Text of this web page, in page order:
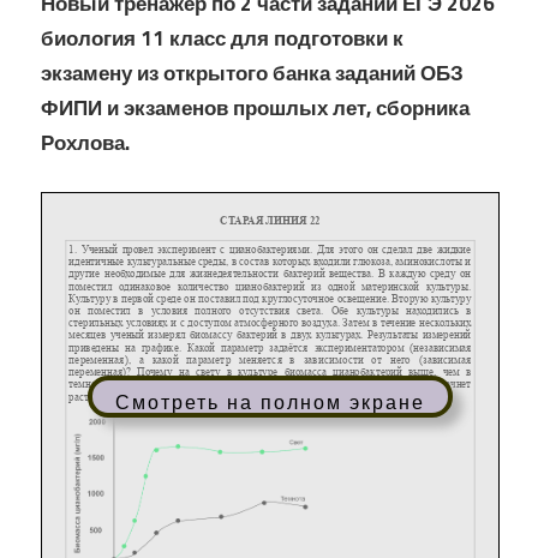
биология 11 класс для подготовки к
экзамену из открытого банка заданий ОБЗ
ФИПИ и экзаменов прошлых лет, сборника
Рохлова.
Смотреть на полном экране